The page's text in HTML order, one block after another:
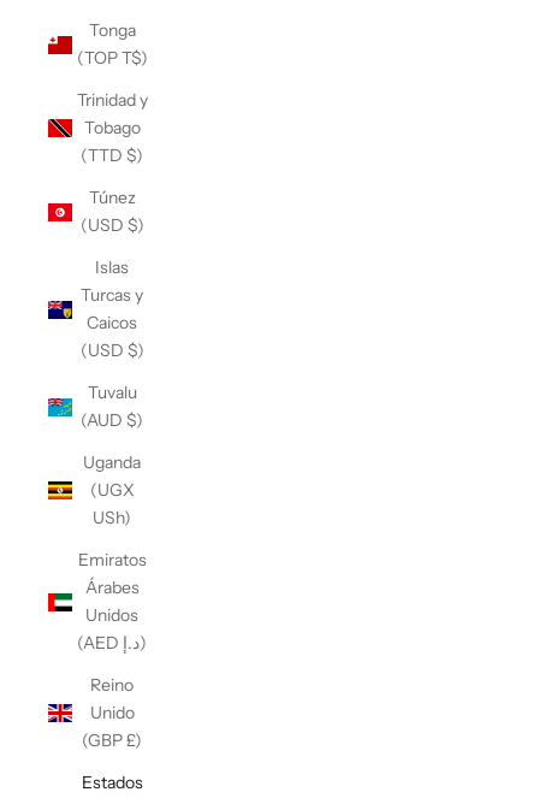
Tonga
(TOP T$)
Trinidad y
Tobago
(TTD $)
Túnez
(USD $)
Islas
Turcas y
Caicos
(USD $)
Tuvalu
(AUD $)
Uganda
(UGX
USh)
Emiratos
Árabes
Unidos
(AED د.إ)
Reino
Unido
(GBP £)
Estados